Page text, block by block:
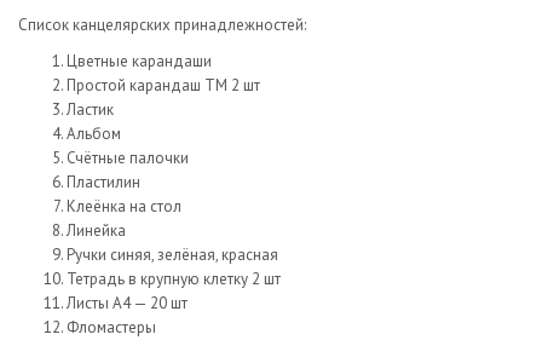
Список канцелярских принадлежностей:
Цветные карандаши
Простой карандаш ТМ 2 шт
Ластик
Альбом
Счётные палочки
Пластилин
Клеёнка на стол
Линейка
Ручки синяя, зелёная, красная
Тетрадь в крупную клетку 2 шт
Листы А4 — 20 шт
Фломастеры